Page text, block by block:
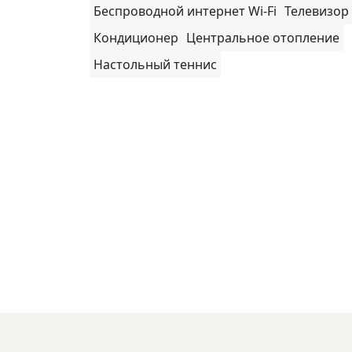
Беспроводной интернет Wi-Fi Телевизор
Кондиционер Центральное отопление
Настольный теннис